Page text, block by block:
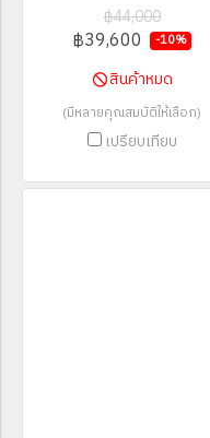
฿44,000
฿39,600 -10%
สินค้าหมด
(มีหลายคุณสมบัติให้เลือก)
เปรียบเทียบ